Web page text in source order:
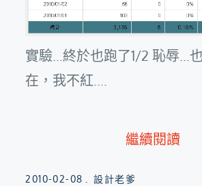
實驗...終於也跑了1/2 恥辱...
在，我不紅....
繼續閱讀
Posted
2010-02-08 設計老爹